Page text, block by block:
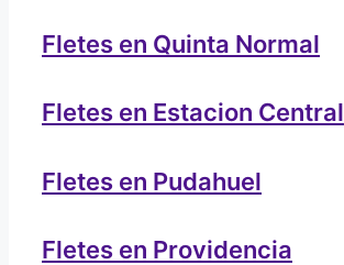
Fletes en Quinta Normal
Fletes en Estacion Central
Fletes en Pudahuel
Fletes en Providencia